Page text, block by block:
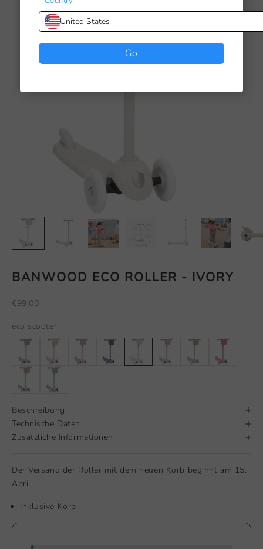
BANWOOD ECO ROLLER - IVORY
Angebot
€99,00
eco scooter:
Beschreibung
Technische Daten
Zusätzliche Informationen
Der Versand der Roller mit dem neuen Korb beginnt am 15.
April.
Inklusive Korb
United States
Go